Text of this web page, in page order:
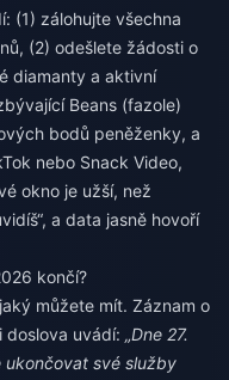
(1) zálohujte všechna
(2) odešlete žádosti o
diamanty a aktivní
Beans (fazole)
bodů peněženky, a
nebo Snack Video,
okno je užší, než
a data jasně hovoří
končí?
můžete mít. Záznam o
doslova uvádí: „Dne 27.
své služby